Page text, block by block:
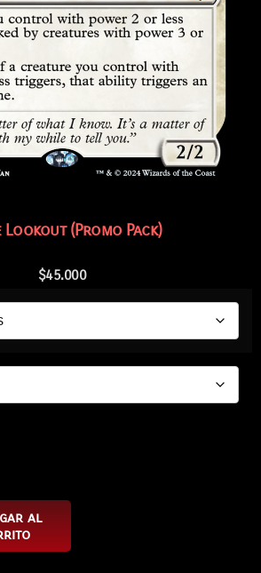
Lookout (Promo Pack)
$45.000
al